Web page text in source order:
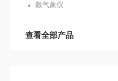
微气象仪
查看全部产品